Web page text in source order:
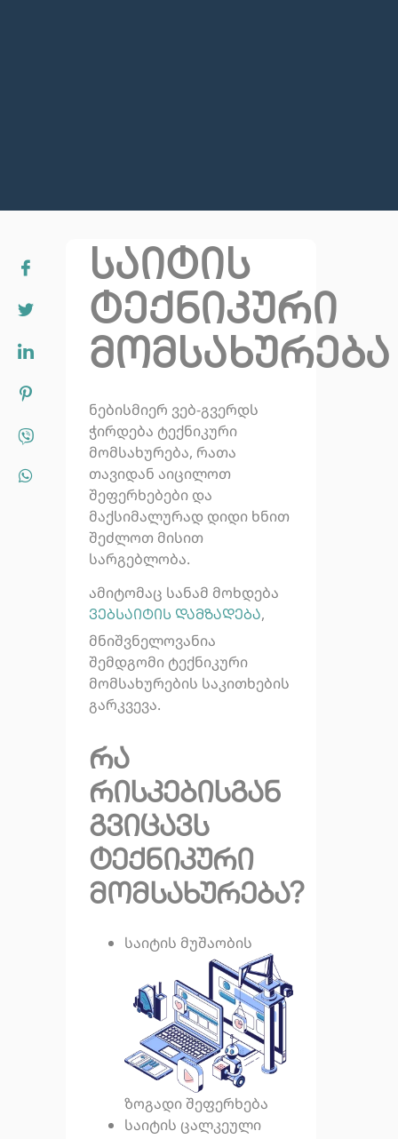
საიტის
ტექნიკური
მომსახურება
ნებისმიერ ვებ-გვერდს
ჭირდება ტექნიკური
მომსახურება, რათა
თავიდან აიცილოთ
შეფერხებები და
მაქსიმალურად დიდი ხნით
შეძლოთ მისით
სარგებლობა.
ამიტომაც სანამ მოხდება
ვებსაიტის დამზადება,
მნიშვნელოვანია
შემდგომი ტექნიკური
მომსახურების საკითხების
გარკვევა.
რა
რისკებისგან
გვიცავს
ტექნიკური
მომსახურება?
საიტის მუშაობის
ზოგადი შეფერხება
საიტის ცალკეული